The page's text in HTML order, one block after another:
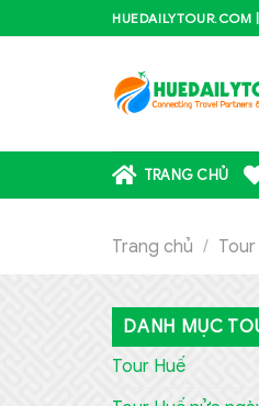
to
HUEDAILYTOUR.COM
TRANG CHỦ
Trang chủ / Tour
DANH MỤC
Tour Huế